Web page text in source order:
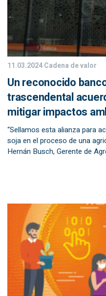
11.03.2024Cadena de valor
Un reconocido
trascendental
mitigar impactos
“Sellamos esta alianza para
soja en el proceso de una
Hernán Busch, Gerente de